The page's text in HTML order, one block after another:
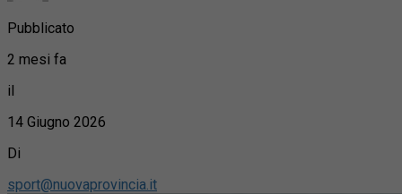
Pubblicato
2 mesi fa
il
14 Giugno 2026
Di
sport@nuovaprovincia.it